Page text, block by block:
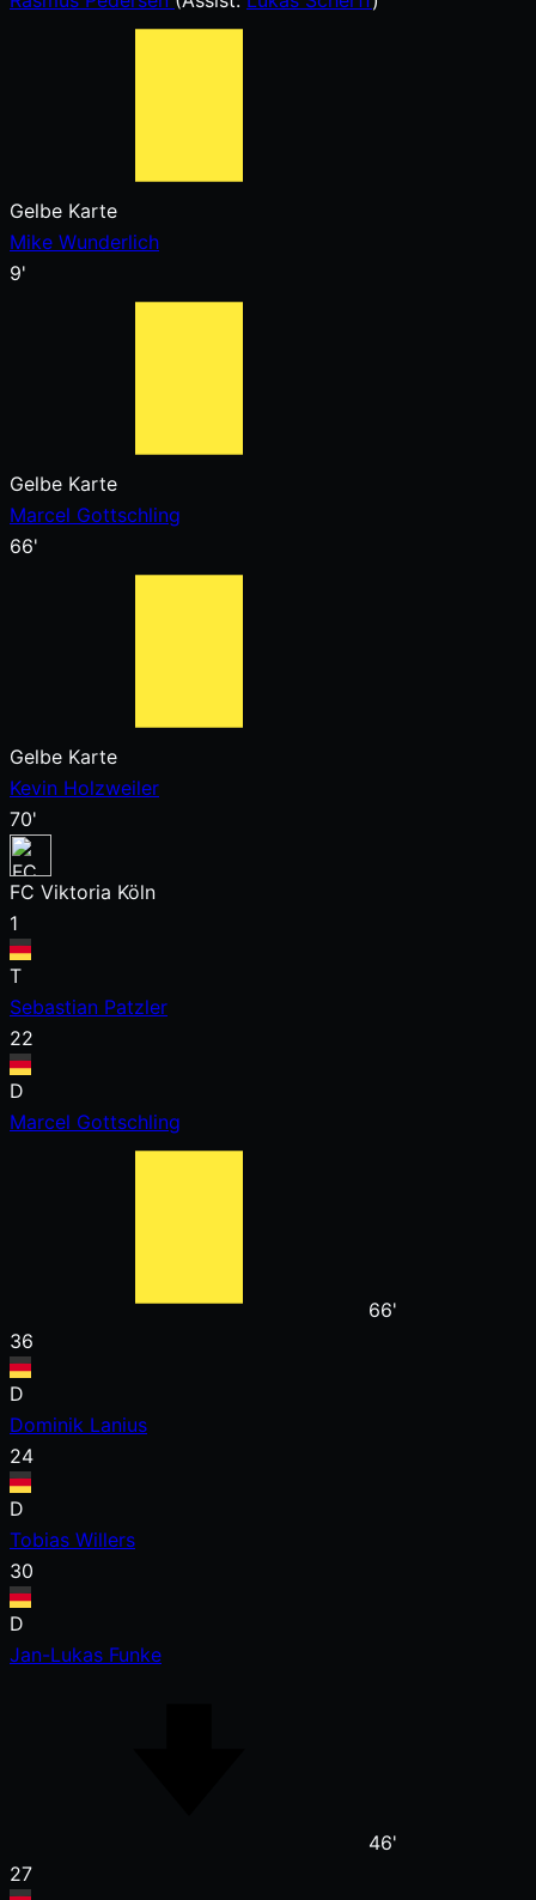
Gelbe Karte
Mike Wunderlich
9'
Gelbe Karte
Marcel Gottschling
66'
Gelbe Karte
Kevin Holzweiler
70'
FC Viktoria Köln
1
T
Sebastian Patzler
22
D
Marcel Gottschling
66'
36
D
Dominik Lanius
24
D
Tobias Willers
30
D
Jan-Lukas Funke
46'
27